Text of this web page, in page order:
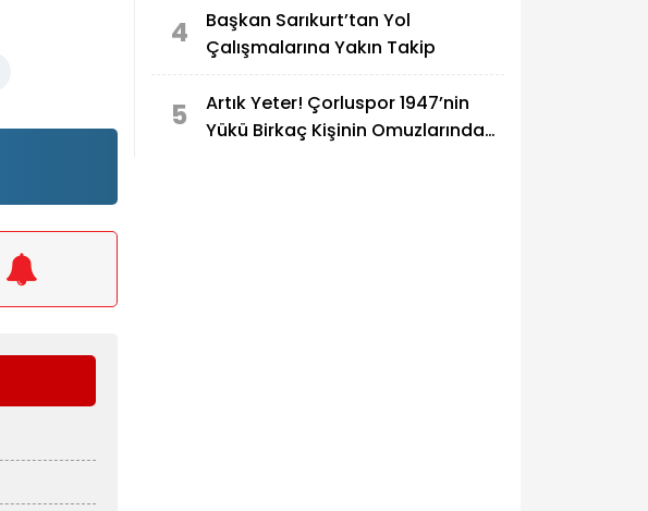
4
Başkan Sarıkurt’tan Yol
Çalışmalarına Yakın Takip
5
Artık Yeter! Çorluspor 1947’nin
Yükü Birkaç Kişinin Omuzlarında